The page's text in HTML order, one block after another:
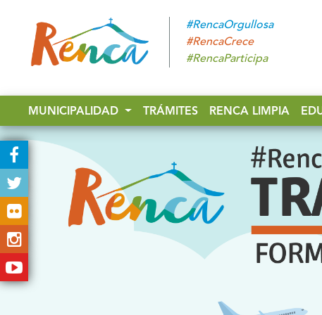
#RencaOrgullosa
#RencaCrece
#RencaParticipa
MUNICIPALIDAD TRÁMITES RENCA LIMPIA